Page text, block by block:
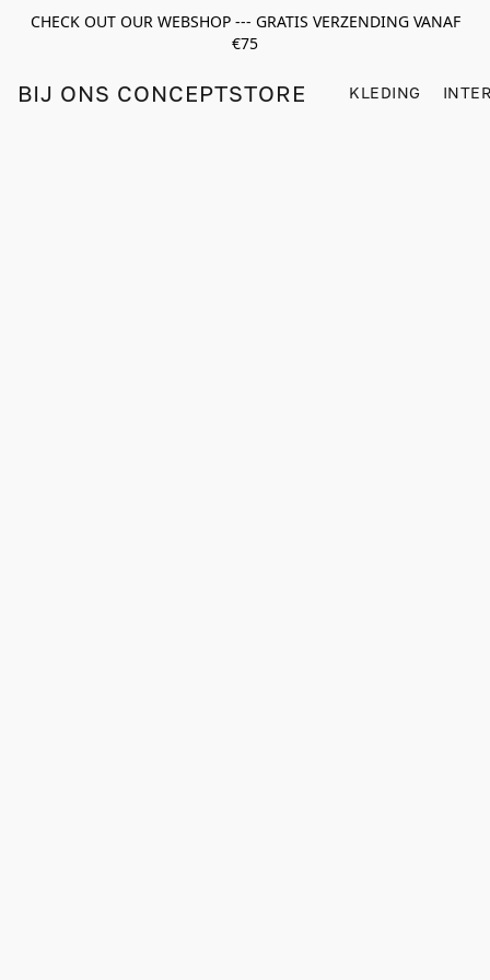
CHECK OUT OUR WEBSHOP --- GRATIS VERZENDING VANAF
€75
BIJ ONS CONCEPTSTORE KLEDING